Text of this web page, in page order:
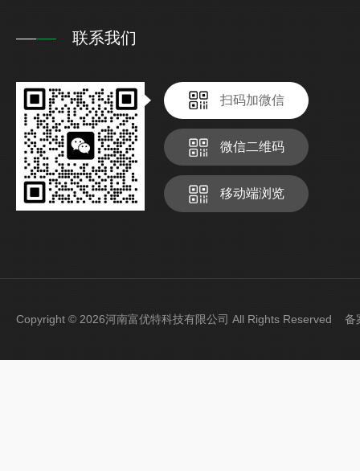
联系我们
扫码加微信
微信二维码
移动端浏览
Copyright © 2026河南富优特科技有限公司 All Rights Reserved 备